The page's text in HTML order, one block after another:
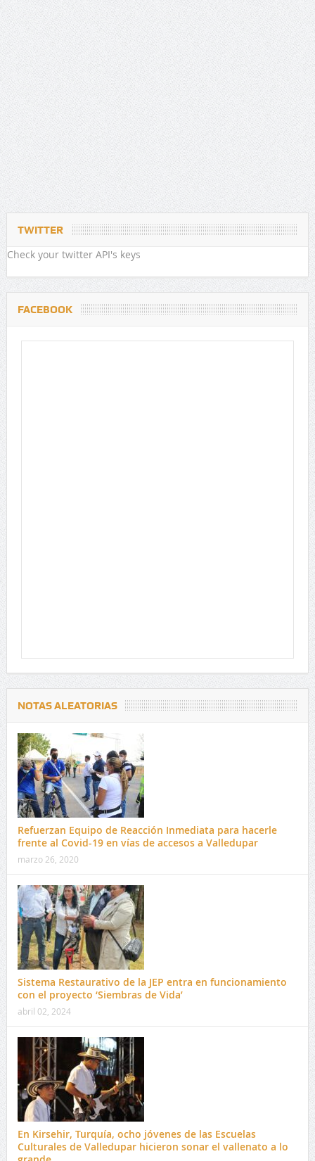
TWITTER
Check your twitter API's keys
FACEBOOK
NOTAS ALEATORIAS
Refuerzan Equipo de Reacción Inmediata para hacerle
frente al Covid-19 en vías de accesos a Valledupar
marzo 26, 2020
Sistema Restaurativo de la JEP entra en funcionamiento
con el proyecto ‘Siembras de Vida’
abril 02, 2024
En Kirsehir, Turquía, ocho jóvenes de las Escuelas
Culturales de Valledupar hicieron sonar el vallenato a lo